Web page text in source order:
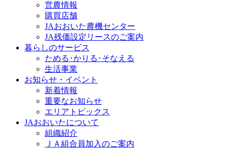
営農情報
購買店舗
JAおおいた農機センター
JA残価設定リースのご案内
暮らしのサービス
ためる･かりる･そなえる
生活事業
お知らせ・イベント
新着情報
重要なお知らせ
エリアトピックス
JAおおいたについて
組織紹介
ＪＡ組合員加入のご案内